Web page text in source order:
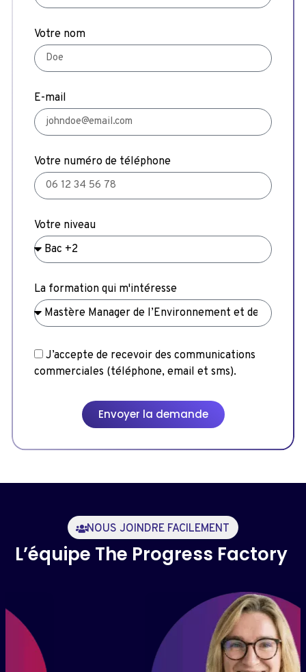
Votre nom
E-mail
Votre numéro de téléphone
Votre niveau
La formation qui m'intéresse
J’accepte de recevoir des communications
commerciales (téléphone, email et sms).
Envoyer la demande
NOUS JOINDRE FACILEMENT
L’équipe The Progress Factory